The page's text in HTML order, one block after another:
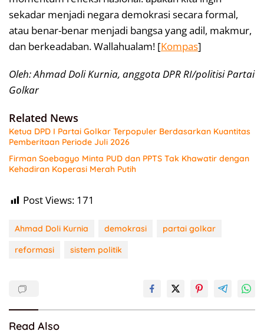
sekadar menjadi negara demokrasi secara formal,
atau benar-benar menjadi bangsa yang adil, makmur,
dan berkeadaban. Wallahualam! [Kompas]
Oleh: Ahmad Doli Kurnia, anggota DPR RI/politisi Partai
Golkar
Related News
Ketua DPD I Partai Golkar Terpopuler Berdasarkan Kuantitas
Pemberitaan Periode Juli 2026
Firman Soebagyo Minta PUD dan PPTS Tak Khawatir dengan
Kehadiran Koperasi Merah Putih
Post Views: 171
Ahmad Doli Kurnia demokrasi
partai golkar
reformasi
sistem politik
Read Also